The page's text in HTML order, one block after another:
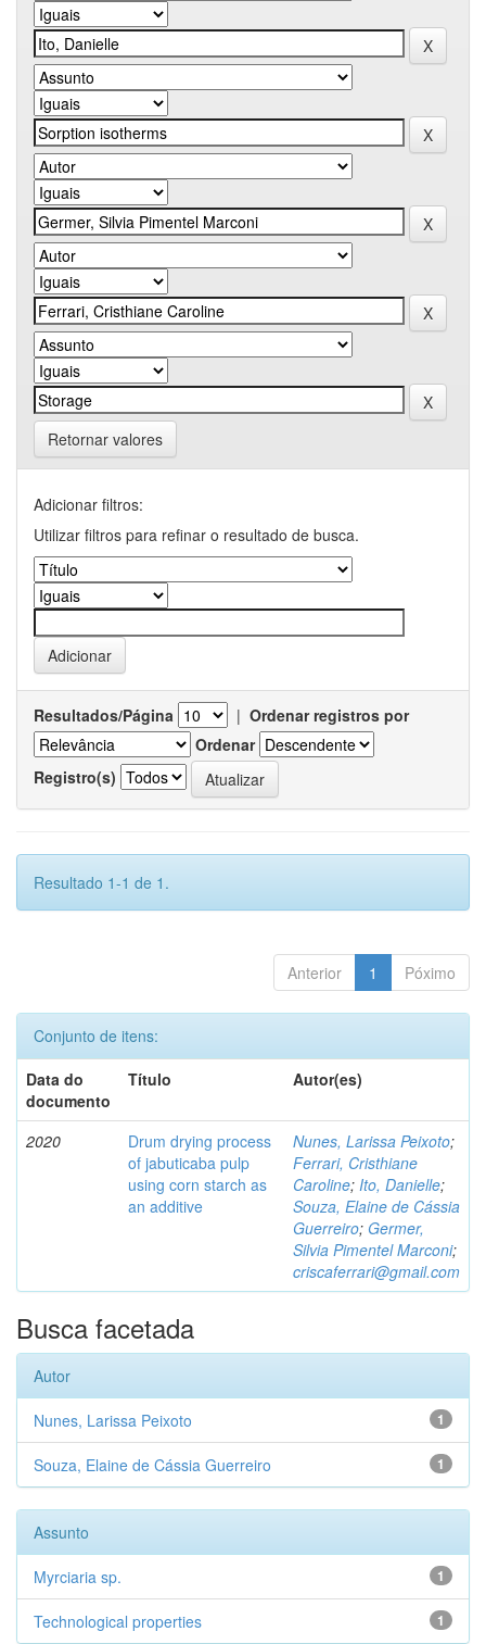
Retornar valores
Adicionar filtros:
Utilizar filtros para refinar o resultado de busca.
Resultados/Página | Ordenar registros por
Ordenar
Registro(s)
Resultado 1-1 de 1.
Anterior 1 Póximo
Conjunto de itens:
Data do
documento
Título Autor(es)
2020
Drum drying process
of jabuticaba pulp
using corn starch as
an additive
Nunes, Larissa Peixoto;
Ferrari, Cristhiane
Caroline; Ito, Danielle;
Souza, Elaine de Cássia
Guerreiro; Germer,
Silvia Pimentel Marconi;
criscaferrari@gmail.com
Busca facetada
Autor
1
Nunes, Larissa Peixoto
1
Souza, Elaine de Cássia Guerreiro
Assunto
1
Myrciaria sp.
1
Technological properties